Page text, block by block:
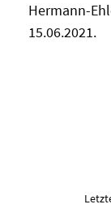
Hermann-
15.06.2021.